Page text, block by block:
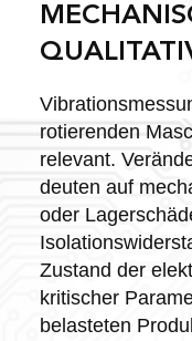
rotierenden
relevant.
deuten auf
oder
Zustand der
kritischer
belasteten